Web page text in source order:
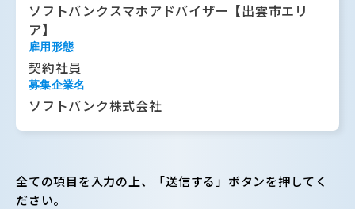
ソフトバンクスマホアドバイザー【出雲市エリ
ア】
雇用形態
契約社員
募集企業名
ソフトバンク株式会社
全ての項目を入力の上、「送信する」ボタンを押してく
ださい。